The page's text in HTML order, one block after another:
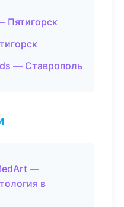
Пятигорск
— Ставрополь
—
в